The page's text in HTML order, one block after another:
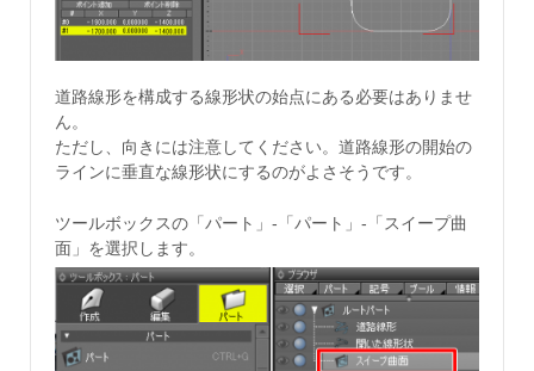
道路線形を構成する線形状の始点にある必要はありませ
ん。
ただし、向きには注意してください。道路線形の開始の
ラインに垂直な線形状にするのがよさそうです。
ツールボックスの「パート」-「パート」-「スイープ曲
面」を選択します。